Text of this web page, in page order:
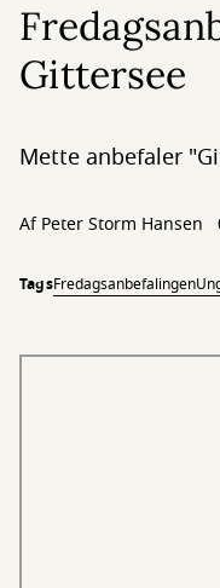
Gittersee
Mette anbefaler
AfPeter Storm Hansen
TagsFredagsanbefalingen